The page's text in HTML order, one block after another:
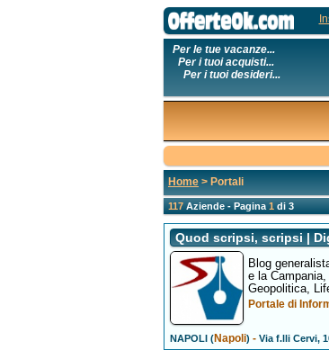
Per le tue vacanze...
Per i tuoi acquisti...
Per i tuoi desideri...
Home > Portali
117Aziende - Pagina1di 3
Quod scripsi, scripsi |
Blog
e la
Geopolitica,
Portale di
NAPOLI (Napoli) -Via f.lli Cervi,